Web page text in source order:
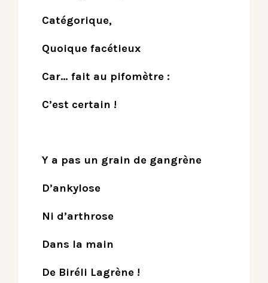
Catégorique,
Quoique facétieux
Car… fait au pifomètre :
C’est certain !
Y a pas un grain de gangrène
D’ankylose
Ni d’arthrose
Dans la main
De Biréli Lagrène !